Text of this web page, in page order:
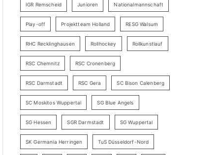
IGR Remscheid Junioren Nationalmannschaft
Play-off Projektteam Holland RESG Walsum
RHC Recklinghausen Rollhockey Rollkunstlauf
RSC Chemnitz RSC Cronenberg
RSC Darmstadt RSC Gera SC Bison Calenberg
SC Moskitos Wuppertal SG Blue Angels
SG Hessen SGR Darmstadt SG Wuppertal
SK Germania Herringen TuS Düsseldorf-Nord